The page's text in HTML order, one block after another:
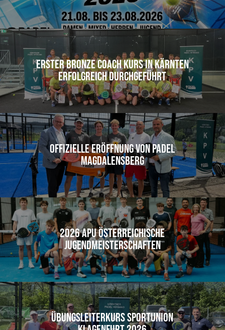
Erster Bronze Coach Kurs in Kärnten
erfolgreich durchgeführt
Offizielle Eröffnung von Padel
Magdalensberg
2026 APU Österreichische
Jugendmeisterschaften
Übungsleiterkurs Sportunion